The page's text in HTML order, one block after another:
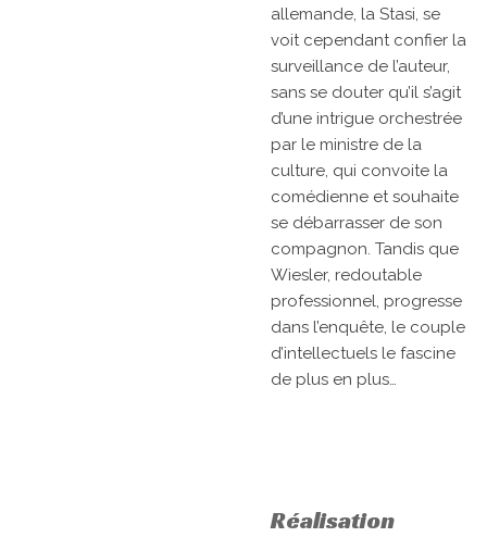
allemande, la Stasi, se
voit cependant confier la
surveillance de l’auteur,
sans se douter qu’il s’agit
d’une intrigue orchestrée
par le ministre de la
culture, qui convoite la
comédienne et souhaite
se débarrasser de son
compagnon. Tandis que
Wiesler, redoutable
professionnel, progresse
dans l’enquête, le couple
d’intellectuels le fascine
de plus en plus…
Réalisation